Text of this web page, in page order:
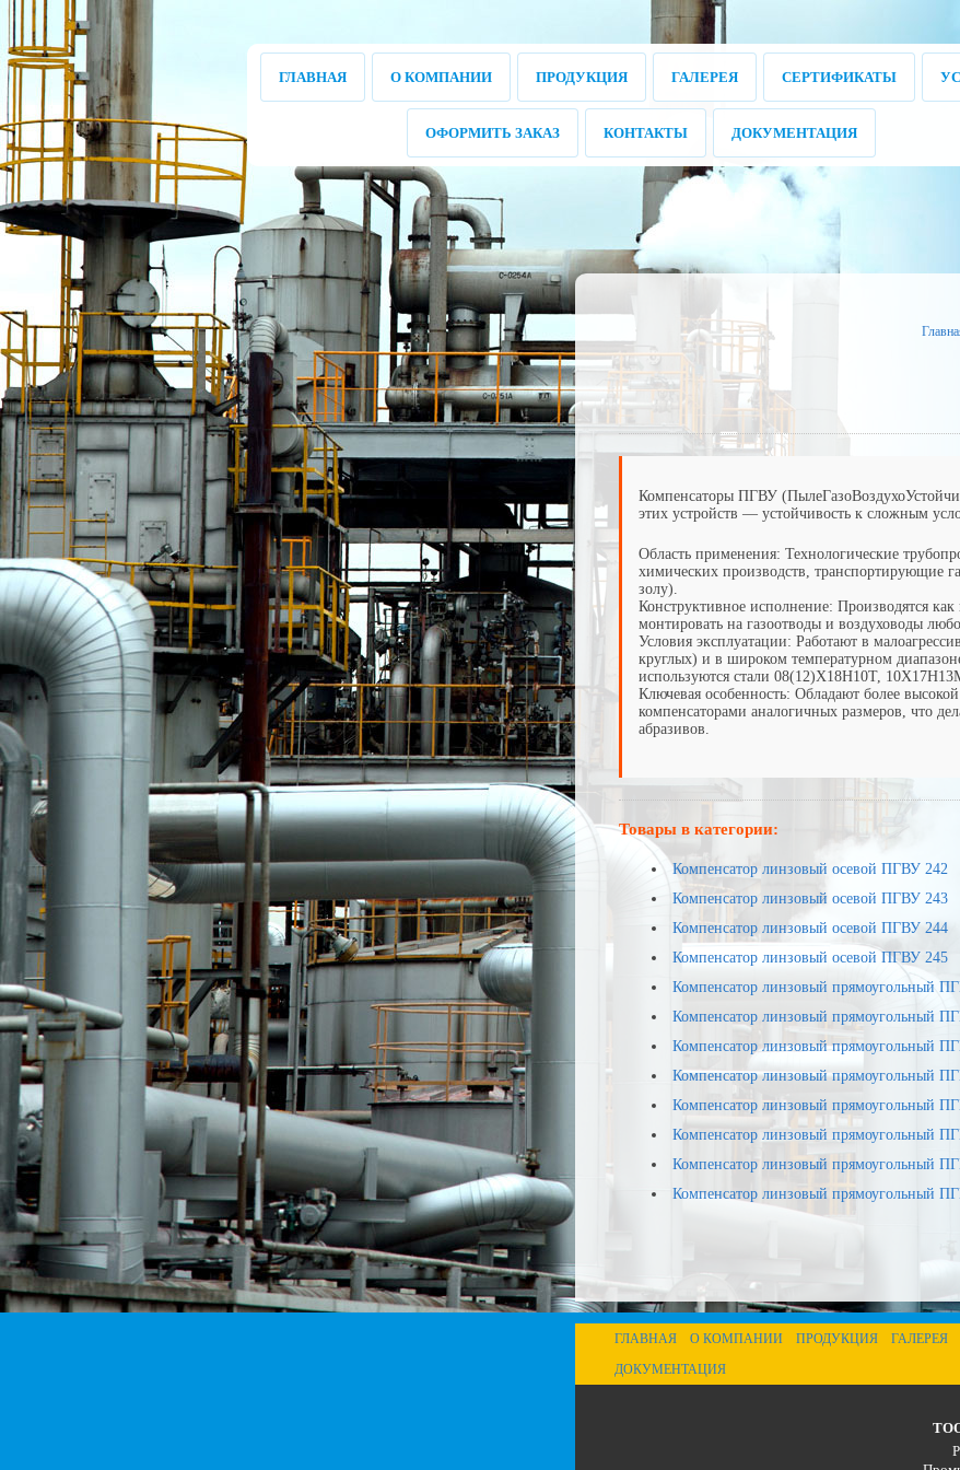
ГЛАВНАЯ О КОМПАНИИ ПРОДУКЦИЯ ГАЛЕРЕЯ СЕРТИФИКАТЫ
ОФОРМИТЬ ЗАКАЗ КОНТАКТЫ ДОКУМЕНТАЦИЯ
Компенсаторы ПГВУ
этих устройств — устойчивость к сложным
Область применения: Технологические
химических производств, транспортирующие
золу).
Конструктивное исполнение: Производятся
монтировать на газоотводы и воздуховоды
Условия эксплуатации: Работают в
круглых) и в широком температурном
используются стали 08(12)Х18Н10Т,
Ключевая особенность: Обладают более
компенсаторами аналогичных размеров, что
абразивов.
Товары в категории:
Компенсатор линзовый осевой ПГВУ 242
Компенсатор линзовый осевой ПГВУ 243
Компенсатор линзовый осевой ПГВУ 244
Компенсатор линзовый осевой ПГВУ 245
Компенсатор линзовый прямоугольный
Компенсатор линзовый прямоугольный
Компенсатор линзовый прямоугольный
Компенсатор линзовый прямоугольный
Компенсатор линзовый прямоугольный
Компенсатор линзовый прямоугольный
Компенсатор линзовый прямоугольный
Компенсатор линзовый прямоугольный
ГЛАВНАЯ О КОМПАНИИ ПРОДУКЦИЯ ГАЛЕРЕЯ
ДОКУМЕНТАЦИЯ
ТОО